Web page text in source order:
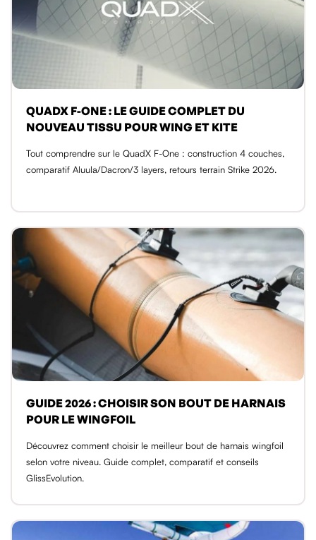
QUADX F-ONE : LE GUIDE COMPLET DU
NOUVEAU TISSU POUR WING ET KITE
Tout comprendre sur le QuadX F-One : construction 4 couches,
comparatif Aluula/Dacron/3 layers, retours terrain Strike 2026.
GUIDE 2026 : CHOISIR SON BOUT DE HARNAIS
POUR LE WINGFOIL
Découvrez comment choisir le meilleur bout de harnais wingfoil
selon votre niveau. Guide complet, comparatif et conseils
GlissEvolution.